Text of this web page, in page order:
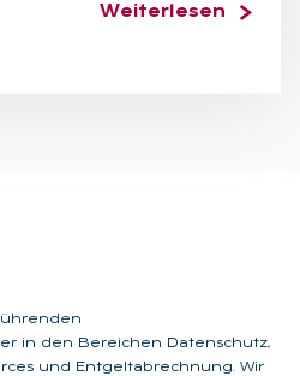
Weiterlesen
führenden
in den Bereichen Datenschutz,
und Entgeltabrechnung. Wir